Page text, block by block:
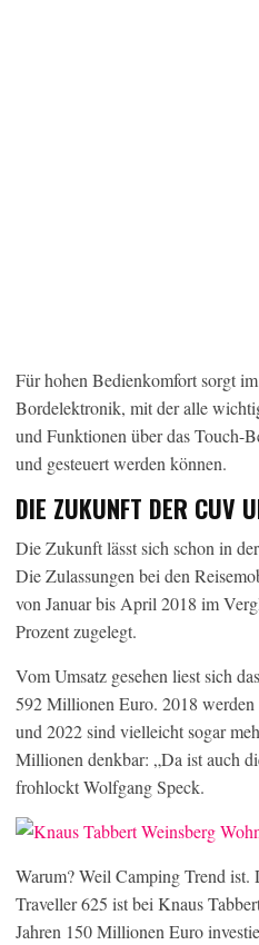
Für hohen Bedienkomfort sorgt
Bordelektronik, mit der alle
und Funktionen über das Touch-
und gesteuert werden können.
DIE ZUKUNFT DER CUV
Die Zukunft lässt sich schon in
Die Zulassungen bei den
von Januar bis April 2018 im
Prozent zugelegt.
Vom Umsatz gesehen liest sich
592 Millionen Euro. 2018
und 2022 sind vielleicht sogar
Millionen denkbar: „Da ist auch
frohlockt Wolfgang Speck.
Warum? Weil Camping Trend ist.
Traveller 625 ist bei Knaus
Jahren 150 Millionen Euro